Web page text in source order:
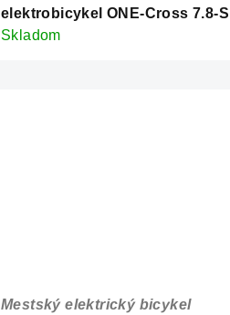
elektrobicykel ONE-Cross 7.8-S
Skladom
Mestský elektrický bicykel